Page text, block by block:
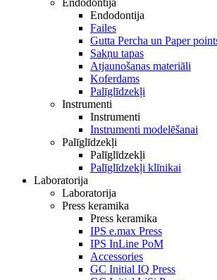
Endodontija
Endodontija
Failes
Gutta Percha un Paper
Sakņu tapas
Atjaunošanas materiāli
Koferdams
Palīglīdzekļi
Instrumenti
Instrumenti
Instrumenti modelēšanai
Palīglīdzekļi
Palīglīdzekļi
Palīglīdzekļi klīnikai
Laboratorija
Laboratorija
Press keramika
Press keramika
IPS e.max Press
IPS InLine PoM
Accessories
GC Initial IQ Press